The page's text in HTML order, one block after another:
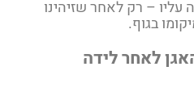
עליו – רק לאחר שזיהינו
בגוף.
לאחר לידה